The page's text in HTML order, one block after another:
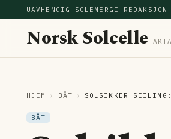
UAVHENGIG SOLENERGI-
Norsk Solcelle
HJEM › BÅT › SOLSIKKER SEILING:
BÅT